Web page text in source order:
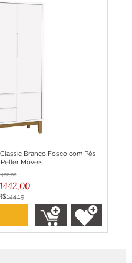
Branco Fosco com Pés
Móveis
1442,00